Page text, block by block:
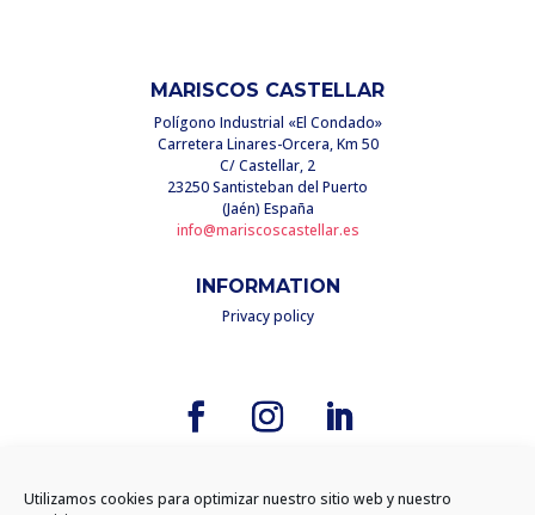
Utilizamos cookies para optimizar nuestro sitio web y nuestro
MARISCOS CASTELLAR
Polígono Industrial «El Condado»
Carretera Linares-Orcera, Km 50
C/ Castellar, 2
23250 Santisteban del Puerto
(Jaén) España
info@mariscoscastellar.es
INFORMATION
Privacy policy
DiseñoCabello x Mure